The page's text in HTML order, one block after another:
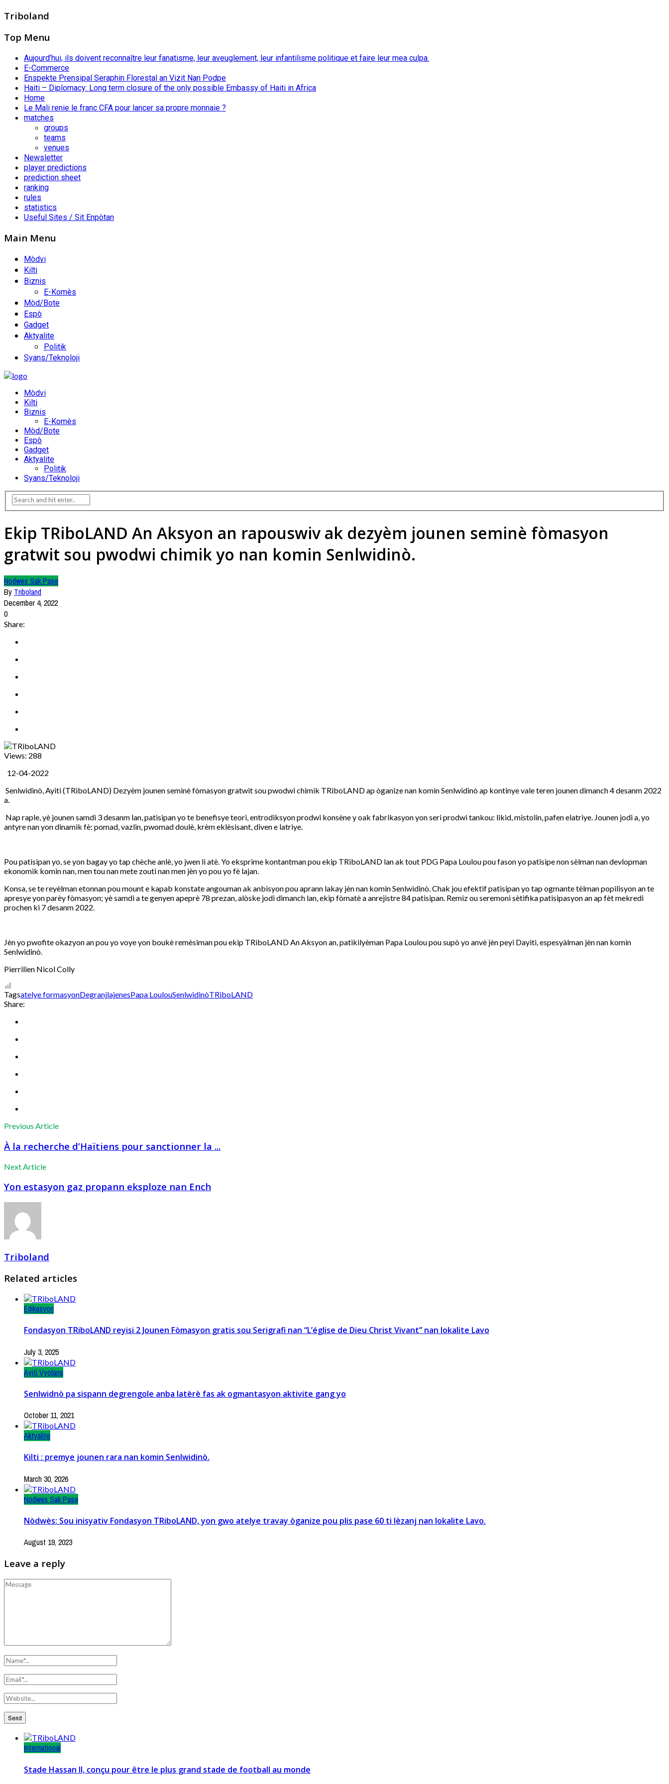
Triboland
Top Menu
Aujourd’hui, ils doivent reconnaître leur fanatisme, leur aveuglement, leur infantilisme politique et faire leur mea culpa.
E-Commerce
Enspekte Prensipal Seraphin Florestal an Vizit Nan Podpe
Haiti – Diplomacy: Long term closure of the only possible Embassy of Haiti in Africa
Home
Le Mali renie le franc CFA pour lancer sa propre monnaie ?
matches
groups
teams
venues
Newsletter
player predictions
prediction sheet
ranking
rules
statistics
Useful Sites / Sit Enpòtan
Main Menu
Mòdvi
Kilti
Biznis
E-Komès
Mòd/Bote
Espò
Gadget
Aktyalite
Politik
Syans/Teknoloji
Mòdvi
Kilti
Biznis
E-Komès
Mòd/Bote
Espò
Gadget
Aktyalite
Politik
Syans/Teknoloji
Ekip TRiboLAND An Aksyon an rapouswiv ak dezyèm jounen seminè fòmasyon
gratwit sou pwodwi chimik yo nan komin Senlwidinò.
Nodwes Sak Pase
By Triboland
December 4, 2022
0
Share:
Views: 288
12-04-2022
Senlwidinò, Ayiti (TRiboLAND) Dezyèm jounen seminè fòmasyon gratwit sou pwodwi chimik TRiboLAND ap òganize nan komin Senlwidinò ap kontinye vale teren jounen dimanch 4 desanm 2022
a.
Nap raple, yè jounen samdi 3 desanm lan, patisipan yo te benefisye teori, entrodiksyon prodwi konsène y oak fabrikasyon yon seri prodwi tankou: likid, mistolin, pafen elatriye. Jounen jodi a, yo
antyre nan yon dinamik fè: pomad, vazlin, pwomad doulè, krèm eklèsisant, diven e latriye.
Pou patisipan yo, se yon bagay yo tap chèche anlè, yo jwen li atè. Yo eksprime kontantman pou ekip TRiboLAND lan ak tout PDG Papa Loulou pou fason yo patisipe non sèlman nan devlopman
ekonomik komin nan, men tou nan mete zouti nan men jèn yo pou yo fè lajan.
Konsa, se te reyèlman etonnan pou mount e kapab konstate angouman ak anbisyon pou aprann lakay jèn nan komin Senlwidinò. Chak jou efektif patisipan yo tap ogmante tèlman popilisyon an te
apresye yon parèy fòmasyon; yè samdi a te genyen apeprè 78 prezan, alòske jodi dimanch lan, ekip fòmatè a anrejistre 84 patisipan. Remiz ou seremoni sètifika patisipasyon an ap fèt mekredi
prochen ki 7 desanm 2022.
Jèn yo pwofite okazyon an pou yo voye yon boukè remèsiman pou ekip TRiboLAND An Aksyon an, patikilyèman Papa Loulou pou supò yo anvè jèn peyi Dayiti, espesyàlman jèn nan komin
Senlwidinò.
Pierrilien Nicol Colly
Tagsatelye formasyonDegranjlajenesPapa LoulouSenlwidinòTRiboLAND
Share:
Previous Article
À la recherche d’Haïtiens pour sanctionner la ...
Next Article
Yon estasyon gaz propann eksploze nan Ench
Triboland
Related articles
Edikasyon
Fondasyon TRiboLAND reyisi 2 Jounen Fòmasyon gratis sou Serigrafi nan “L’église de Dieu Christ Vivant” nan lokalite Lavo
July 3, 2025
Ayiti Vyolans
Senlwidnò pa sispann degrengole anba latèrè fas ak ogmantasyon aktivite gang yo
October 11, 2021
Aktyalite
Kilti : premye jounen rara nan komin Senlwidinò.
March 30, 2026
Nodwes Sak Pase
Nòdwès: Sou inisyativ Fondasyon TRiboLAND, yon gwo atelye travay òganize pou plis pase 60 ti lèzanj nan lokalite Lavo.
August 19, 2023
Leave a reply
International
Stade Hassan II, conçu pour être le plus grand stade de football au monde